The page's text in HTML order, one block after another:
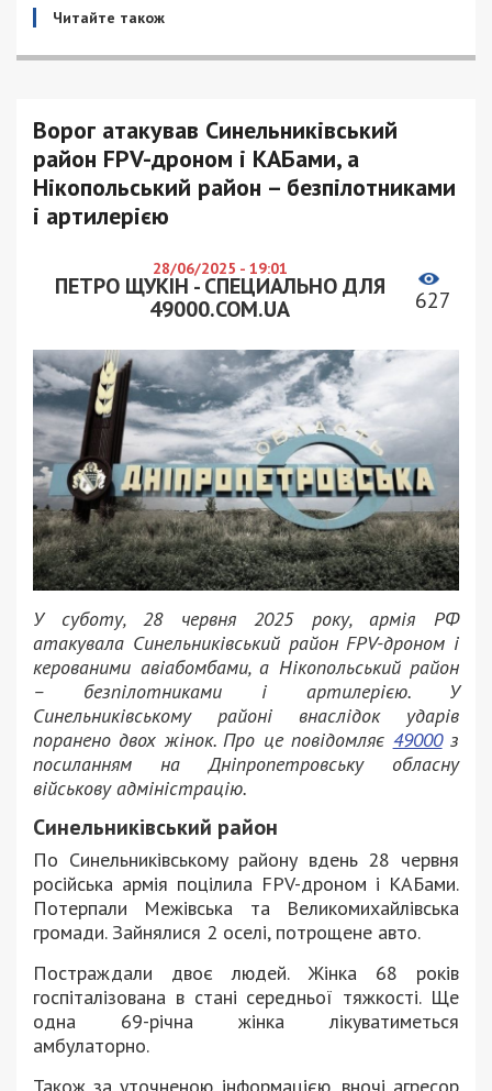
Читайте також
Ворог атакував Синельниківський
район FPV-дроном і КАБами, а
Нікопольський район – безпілотниками
і артилерією
28/06/2025 - 19:01
ПЕТРО ЩУКІН - СПЕЦИАЛЬНО ДЛЯ
49000.COM.UA
627
У суботу, 28 червня 2025 року, армія РФ
атакувала Синельниківський район FPV-дроном і
керованими авіабомбами, а Нікопольський район
– безпілотниками і артилерією. У
Синельниківському районі внаслідок ударів
поранено двох жінок. Про це повідомляє 49000з
посиланням на Дніпропетровську обласну
військову адміністрацію.
Синельниківський район
По Синельниківському району вдень 28 червня
російська армія поцілила FPV-дроном і КАБами.
Потерпали Межівська та Великомихайлівська
громади. Зайнялися 2 оселі, потрощене авто.
Постраждали двоє людей. Жінка 68 років
госпіталізована в стані середньої тяжкості. Ще
одна 69-річна жінка лікуватиметься
амбулаторно.
Також за уточненою інформацією, вночі агресор